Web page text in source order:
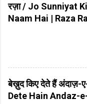
रज़ा / Jo Sunniyat
Naam Hai | Raza
बेख़ुद किए देते हैं अंदाज़-
Dete Hain Andaz-